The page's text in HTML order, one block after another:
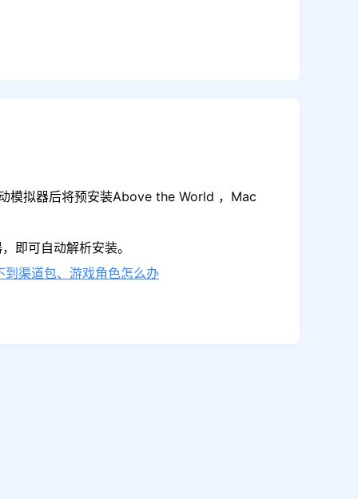
模拟器后将预安装Above the World ，Mac
即可自动解析安装。
到渠道包、游戏角色怎么办